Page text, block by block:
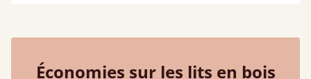
Économies sur les lits en bois